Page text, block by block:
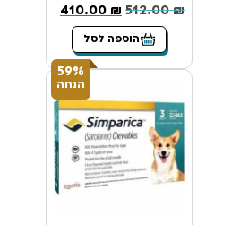
512.00₪
410.00 ₪
הוספה לסל
59%
הנחה